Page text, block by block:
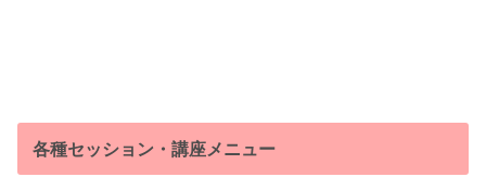
各種セッション・講座メニュー